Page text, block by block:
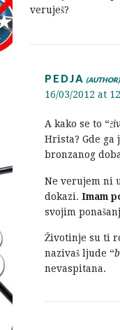
veruješ?
PEDJA
16/03/2012 at
A kako se to “
Hrista? Gde ga
bronzanog
Ne verujem ni
dokazi.Imam
svojim
Životinje su ti
nazivaš ljude “
nevaspitana.